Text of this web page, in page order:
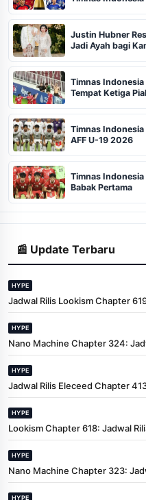
Justin Hubner
Jadi Ayah bagi
Timnas
Tempat Ketiga
Timnas Indonesia
AFF U-19 2026
Timnas
Babak Pertama
📰 Update Terbaru
HYPE
Jadwal Rilis Lookism Chapter
HYPE
Nano Machine Chapter 324:
HYPE
Jadwal Rilis Eleceed Chapter
HYPE
Lookism Chapter 618: Jadwal
HYPE
Nano Machine Chapter 323:
HYPE